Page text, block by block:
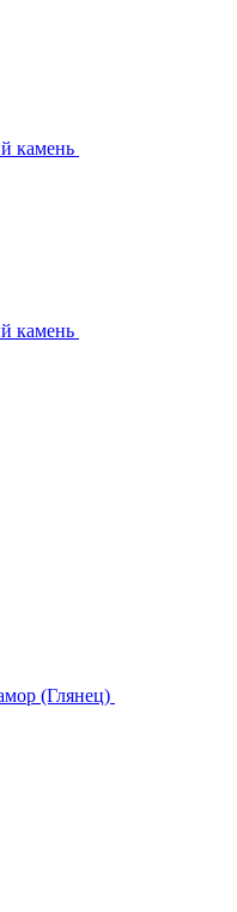
камень
камень
(Глянец)